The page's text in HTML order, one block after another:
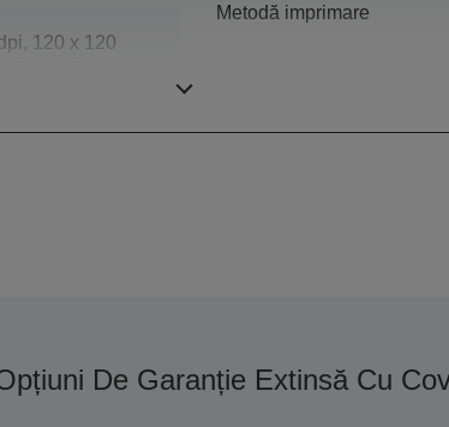
120 x 120
Metodă imprimare
De Garanție Extinsă Cu